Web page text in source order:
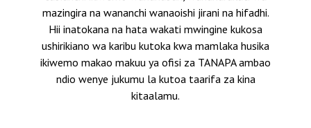
mazingira na wananchi wanaoishi jirani na hifadhi.
Hii inatokana na hata wakati mwingine kukosa
ushirikiano wa karibu kutoka kwa mamlaka husika
ikiwemo makao makuu ya ofisi za TANAPA ambao
ndio wenye jukumu la kutoa taarifa za kina
kitaalamu.